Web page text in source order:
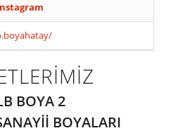
BOYALARI